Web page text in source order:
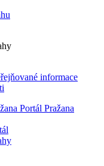
informace
Portál Pražana